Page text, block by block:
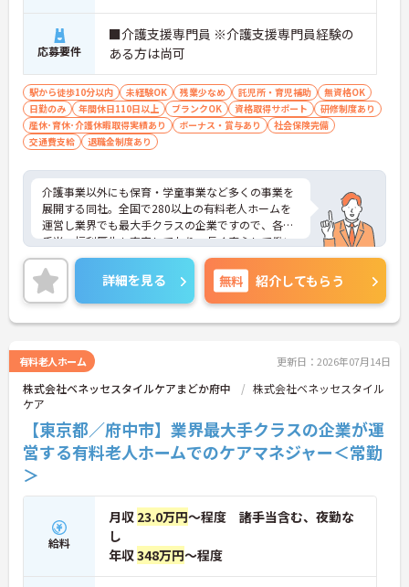
応募要件
■介護支援専門員 ※介護支援専門員経験の
ある方は尚可
駅から徒歩10分以内 未経験OK 残業少なめ 託児所・育児補助
無資格OK
日勤のみ
年間休日110日以上 ブランクOK 資格取得サポート
研修制度あり
産休･育休･介護休暇取得実績あり
ボーナス・賞与あり
社会保険完備
交通費支給
退職金制度あり
介護事業以外にも保育・学童事業など多くの事業を
展開する同社。全国で280以上の有料老人ホームを
運営し業界でも最大手クラスの企業ですので、各種
手当、福利厚生も充実しており、長く安心して働い
ていただける環境です。ご興味ある方には、面接対
策ポイントなど、さらに詳細をお話しいたしますの
でお気軽にご相談ください。
詳細を見る 無料 紹介してもらう
有料老人ホーム 更新日：2026年07月14日
株式会社ベネッセスタイルケアまどか府中
株式会社ベネッセスタイル
ケア
【東京都／府中市】業界最大手クラスの企業が運
営する有料老人ホームでのケアマネジャー＜常勤
＞
給料
月収 23.0万円～程度 諸手当含む、夜勤な
し
年収348万円～程度